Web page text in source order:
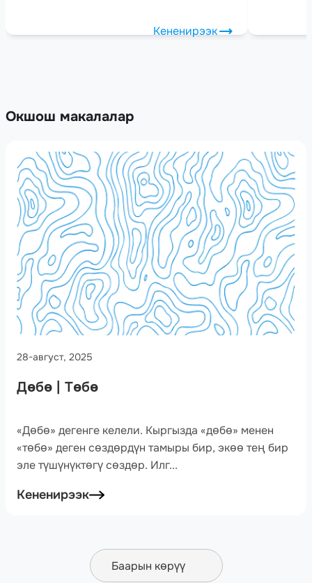
Кененирээк
Окшош макалалар
28-август, 2025
Дөбө | Төбө
«Дѳбѳ» дегенге келели. Кыргызда «дѳбѳ» менен
«тѳбѳ» деген сѳздѳрдүн тамыры бир, экѳѳ тең бир
эле түшүнүктѳгү сѳздѳр. Илг...
Кененирээк
Баарын көрүү